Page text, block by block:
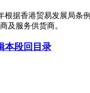
根据香港贸易发展局条
商及服务供货商。
本段回目录